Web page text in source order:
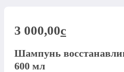
3 000,00c
Шампунь
600 мл